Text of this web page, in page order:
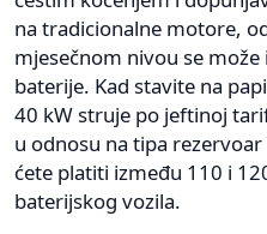
na tradicionalne motore,
mjesečnom nivou se
baterije. Kad stavite na
40 kW struje po jeftinoj
u odnosu na tipa
ćete platiti između 110 i
baterijskog vozila.